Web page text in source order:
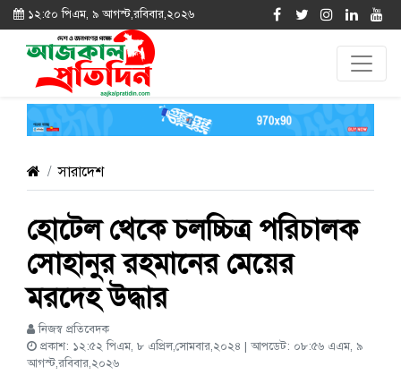
১২:৫০ পিএম, ৯ আগস্ট,রবিবার,২০২৬
সারাদেশ
হোটেল থেকে চলচ্চিত্র পরিচালক
সোহানুর রহমানের মেয়ের
মরদেহ উদ্ধার
নিজস্ব প্রতিবেদক
প্রকাশ: ১২:৫২ পিএম, ৮ এপ্রিল,সোমবার,২০২৪ | আপডেট: ০৮:৫৬ এএম, ৯
আগস্ট,রবিবার,২০২৬